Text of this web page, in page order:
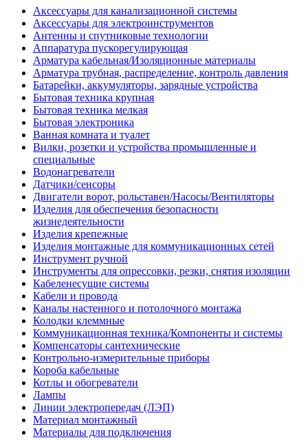
Аксессуары для канализационной системы
Аксессуары для электроинструментов
Антенны и спутниковые технологии
Аппаратура пускорегулирующая
Арматура кабельная/Изоляционные материалы
Арматура трубная, распределение, контроль давления
Батарейки, аккумуляторы, зарядные устройства
Бытовая техника крупная
Бытовая техника мелкая
Бытовая электроника
Ванная комната и туалет
Вилки, розетки и устройства промышленные и
специальные
Водонагреватели
Датчики/сенсоры
Двигатели ворот, рольставен/Насосы/Вентиляторы
Изделия для обеспечения безопасности
жизнедеятельности
Изделия крепежные
Изделия монтажные для коммуникационных сетей
Инструмент ручной
Инструменты для опрессовки, резки, снятия изоляции
Кабеленесущие системы
Кабели и провода
Каналы настенного и потолочного монтажа
Колодки клеммные
Коммуникационная техника/Компоненты и системы
Компенсаторы сантехнические
Контрольно-измерительные приборы
Короба кабельные
Котлы и обогреватели
Лампы
Линии электропередач (ЛЭП)
Материал монтажный
Материалы для подключения